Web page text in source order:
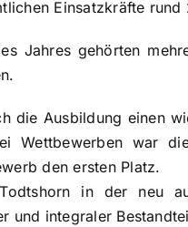
Einsatzkräfte rund
Jahres gehörten
die Ausbildung einen
Wettbewerben war
den ersten Platz.
in der neu
und integraler